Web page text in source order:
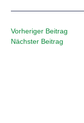
Vorheriger Beitrag
Nächster Beitrag